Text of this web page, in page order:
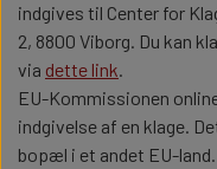
indgives til Center for
2, 8800 Viborg. Du kan
via dette link.
EU-Kommissionen
indgivelse af en klage.
bopæl i et andet EU-